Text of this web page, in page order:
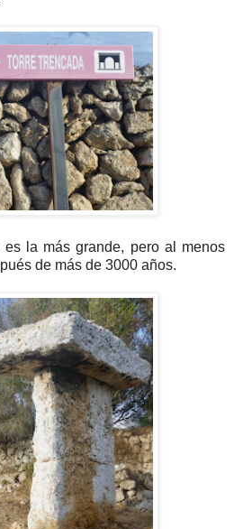
la más grande, pero al menos
de más de 3000 años.